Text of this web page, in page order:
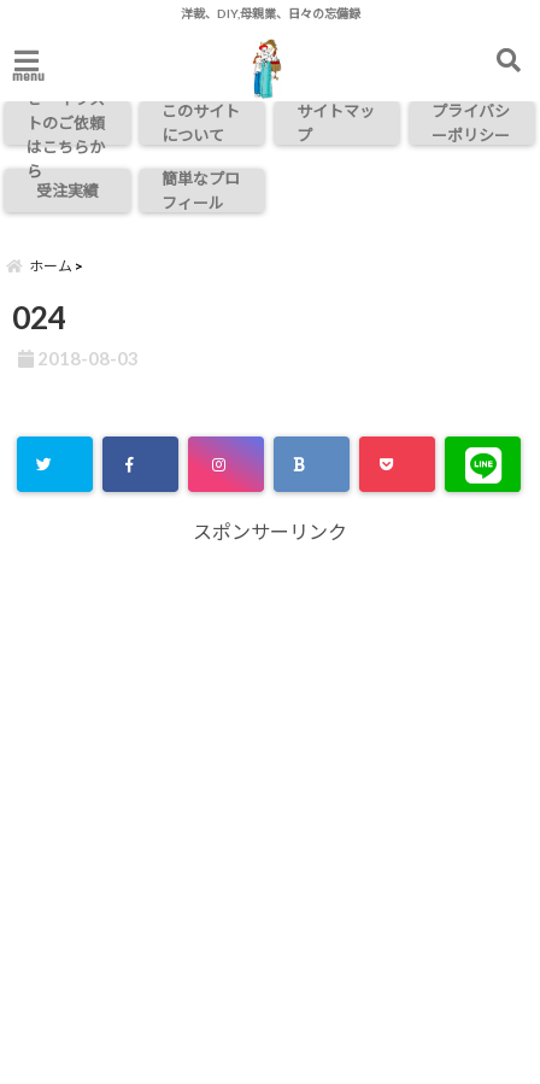
洋裁、DIY,母親業、日々の忘備録
menuお問い合わ
せ・イラス
トのご依頼
はこちらか
ら
このサイト
について
サイトマッ
プ
プライバシ
ーポリシー
受注実績
簡単なプロ
フィール
ホーム
024
2018-08-03
スポンサーリンク